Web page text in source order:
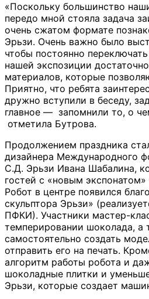
«Поскольку большинство
передо мной стояла задача
очень сжатом формате
Эрьзи. Очень важно было
чтобы постоянно
нашей экспозиции
материалов, которые
Приятно, что ребята
дружно вступили в беседу,
главное — запомнили то, о
отметила Бутрова.
Продолжением праздника
дизайнера Международного
С.Д. Эрьзи Ивана Шабалина,
гостей с «новым
Робот в центре появился
скульптора Эрьзи»
ПФКИ). Участники мастер-
темперировании шоколада, а
самостоятельно создать
отправить его на печать.
алгоритм работы робота и
шоколадные плитки и
Эрьзи, которые создает